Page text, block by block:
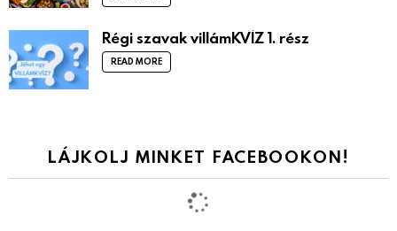
Régi szavak villámKVÍZ 1. rész
READ MORE
LÁJKOLJ MINKET FACEBOOKON!